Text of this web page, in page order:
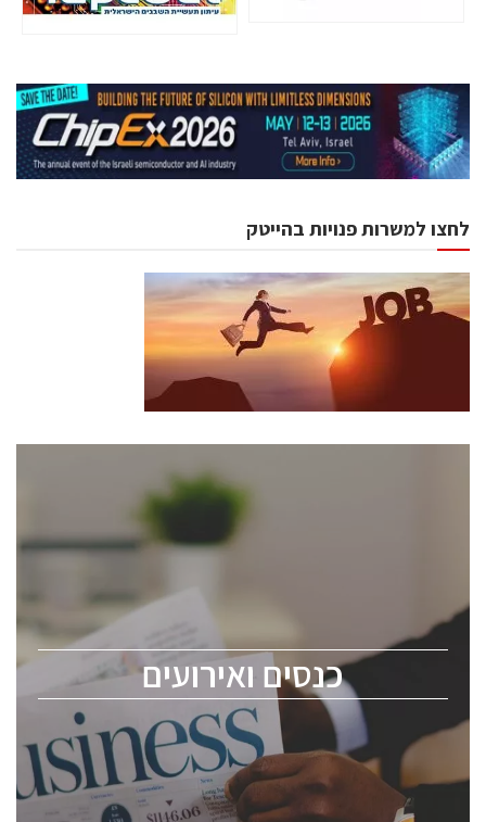
לחצו למשרות פנויות בהייטק
כנסים ואירועים
כנסים ואירועים
לכל העוסקים בתעשיית הסמיקונדקטור כולל מהנדסים,
ChipEx2026 will be held on May 12-13, 2026. The
conference is intended for everyone involved in the
semiconductor industry, including engineers,
professional experts, and senior executives.